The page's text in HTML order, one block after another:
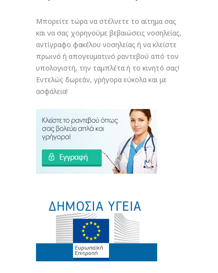
Μπορείτε τώρα να στέλνετε το αίτημα σας
και να σας χορηγούμε βεβαιώσεις νοσηλείας,
αντίγραφο φακέλου νοσηλείας ή να κλείστε
πρωινό ή απογευματινό ραντεβού από τον
υπολογιστή, την ταμπλέτα ή το κινητό σας!
Εντελώς δωρεάν, γρήγορα εύκολα και με
ασφάλεια!